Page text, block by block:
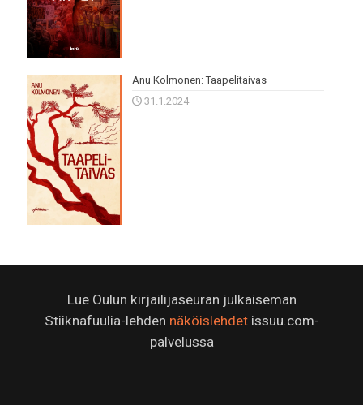
Anu Kolmonen: Taapelitaivas
31.1.2024
Lue Oulun kirjailijaseuran julkaiseman
Stiiknafuulia-lehden näköislehdetissuu.com-
palvelussa